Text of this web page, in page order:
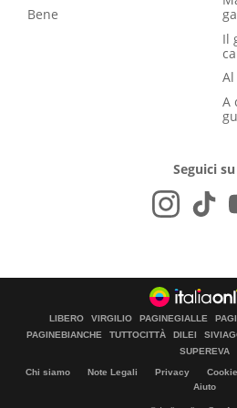
Bene
Il
A
Seguici su
LIBERO VIRGILIO PAGINEGIALLE
PAGINEBIANCHE
TUTTOCITTÀ DILEI
SUPEREVA
Chi siamo Note Legali Privacy
Aiuto